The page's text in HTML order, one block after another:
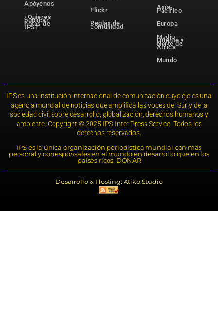
Apóyenos
¿Quieres
publicar
notas de
IPS?
Flickr
Reglas de
comunidad
Asia-
Pacífico
Europa
Medio
Oriente y
Norte de
África
Mundo
IPS es una institución internacional de comunicación cuyo eje es una
agencia mundial de noticias que amplifica las voces del Sur y de la
sociedad civil sobre desarrollo, globalización, derechos humanos y
ambiente. Copyright © 2025 IPS-Inter Press Service. Todos los
derechos reservados.
IPS es la única organización periodística mundial con más
personal y corresponsales en el mundo en desarrollo que en los
países ricos. DONAR
Desarrollo & Hosting: Atiko.Studio